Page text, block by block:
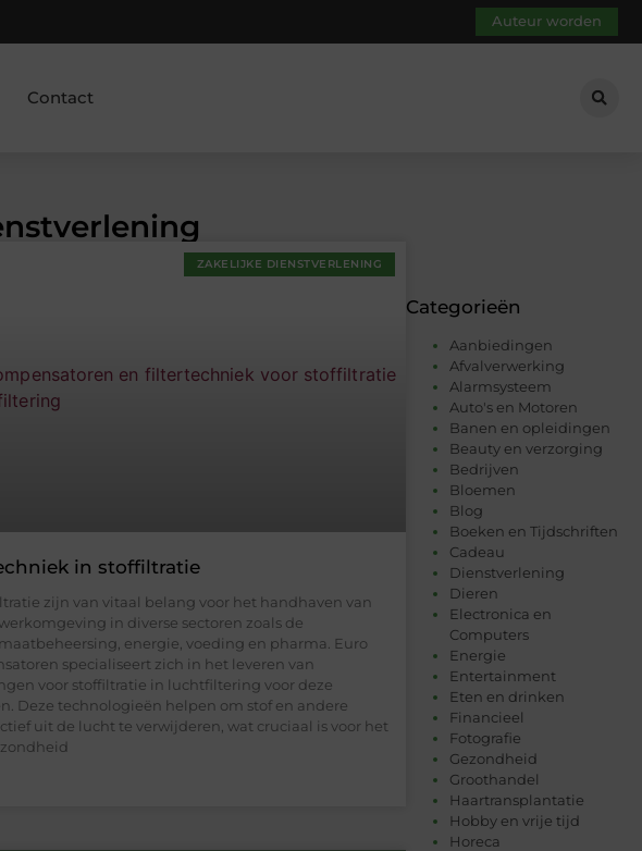
Auteur worden
Contact
ZAKELIJKE DIENSTVERLENING
in stoffiltratie
zijn van vitaal belang voor het handhaven van
in diverse sectoren zoals de
energie, voeding en pharma. Euro
specialiseert zich in het leveren van
voor stoffiltratie in luchtfiltering voor deze
Deze technologieën helpen om stof en andere
uit de lucht te verwijderen, wat cruciaal is voor het
Categorieën
Aanbiedingen
Afvalverwerking
Alarmsysteem
Auto's en Motoren
Banen en opleidingen
Beauty en verzorging
Bedrijven
Bloemen
Blog
Boeken en Tijdschriften
Cadeau
Dienstverlening
Dieren
Electronica en
Computers
Energie
Entertainment
Eten en drinken
Financieel
Fotografie
Gezondheid
Groothandel
Haartransplantatie
Hobby en vrije tijd
Horeca